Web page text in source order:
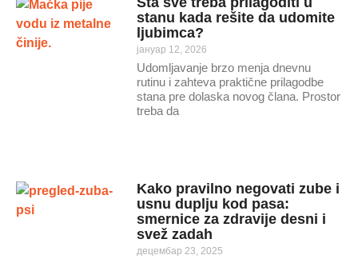
stanu kada rešite da udomite
ljubimca?
јануар 12, 2026
Udomljavanje brzo menja dnevnu
rutinu i zahteva praktične prilagodbe
stana pre dolaska novog člana. Prostor
treba da
Kako pravilno negovati zube i
usnu duplju kod pasa:
smernice za zdravije desni i
svež zadah
децембар 23, 2025